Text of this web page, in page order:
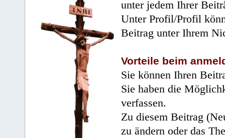
unter jedem Ihrer
Unter Profil/Profil
Beitrag unter Ihrem
Vorteile beim
Sie können Ihren
Sie haben die
verfassen.
Zu diesem Beitrag
zu ändern oder das